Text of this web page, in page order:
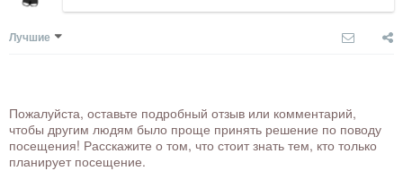
Лучшие
Пожалуйста, оставьте подробный отзыв или комментарий,
чтобы другим людям было проще принять решение по поводу
посещения! Расскажите о том, что стоит знать тем, кто только
планирует посещение.